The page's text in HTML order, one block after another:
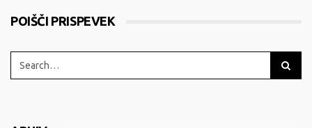
POIŠČI PRISPEVEK